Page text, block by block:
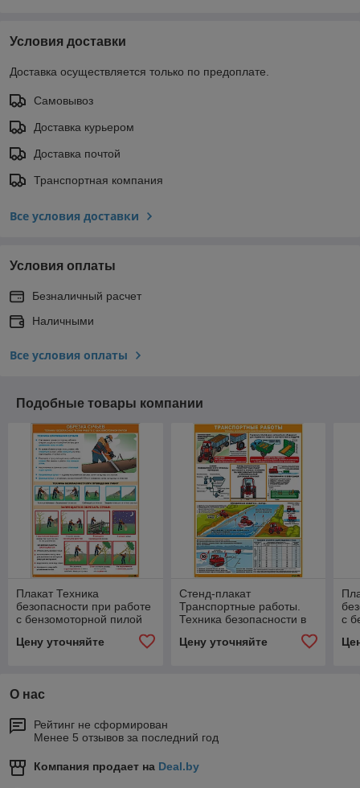
Условия доставки
Доставка осуществляется только по предоплате.
Самовывоз
Доставка курьером
Доставка почтой
Транспортная компания
Все условия доставки
Условия оплаты
Безналичный расчет
Наличными
Все условия оплаты
Подобные товары компании
Плакат Техника
безопасности при работе
с бензомоторной пилой
Цену уточняйте
Стенд-плакат
Транспортные работы.
Техника безопасности в
Цену уточняйте
с
О нас
Рейтинг не сформирован
Менее 5 отзывов за последний год
Компания продает на Deal.by